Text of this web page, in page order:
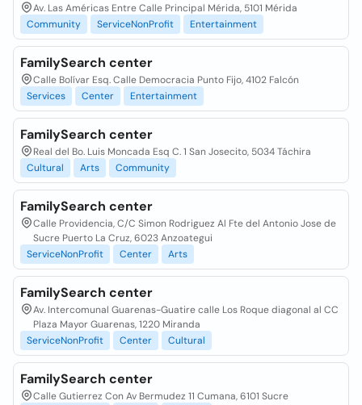
Av. Las Américas Entre Calle Principal Mérida, 5101 Mérida
Community
ServiceNonProfit Entertainment
FamilySearch center
Calle Bolívar Esq. Calle Democracia Punto Fijo, 4102 Falcón
Services
Center Entertainment
FamilySearch center
Real del Bo. Luis Moncada Esq C. 1 San Josecito, 5034 Táchira
Cultural
Arts Community
FamilySearch center
Calle Providencia, C/C Simon Rodriguez Al Fte del Antonio Jose de
Sucre Puerto La Cruz, 6023 Anzoategui
ServiceNonProfit
Center Arts
FamilySearch center
Av. Intercomunal Guarenas-Guatire calle Los Roque diagonal al CC
Plaza Mayor Guarenas, 1220 Miranda
ServiceNonProfit
Center Cultural
FamilySearch center
Calle Gutierrez Con Av Bermudez 11 Cumana, 6101 Sucre